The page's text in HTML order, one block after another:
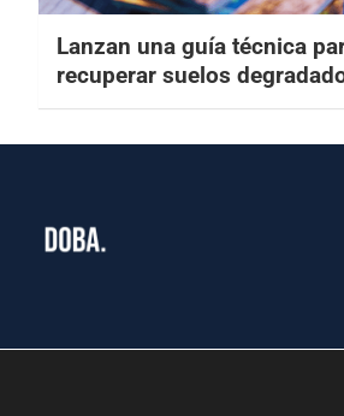
Lanzan una guía técnica
recuperar suelos
República Argentina | Todos los